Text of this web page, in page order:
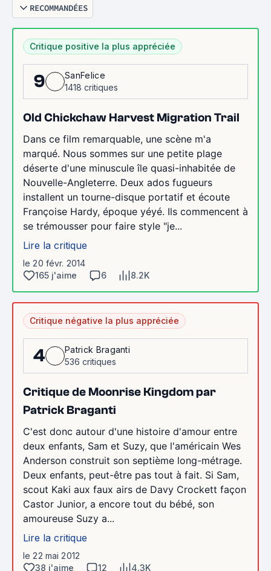
RECOMMANDÉES
Critique positive la plus appréciée
9
SanFelice
1418 critiques
Old Chickchaw Harvest Migration Trail
Dans ce film remarquable, une scène m'a
marqué. Nous sommes sur une petite plage
déserte d'une minuscule île quasi-inhabitée de
Nouvelle-Angleterre. Deux ados fugueurs
installent un tourne-disque portatif et écoute
Françoise Hardy, époque yéyé. Ils commencent à
se trémousser pour faire style "je...
Lire la critique
le 20 févr. 2014
165 j'aime
6 8.2K
Critique négative la plus appréciée
4
Patrick Braganti
536 critiques
Critique de Moonrise Kingdom par
Patrick Braganti
C'est donc autour d'une histoire d'amour entre
deux enfants, Sam et Suzy, que l'américain Wes
Anderson construit son septième long-métrage.
Deux enfants, peut-être pas tout à fait. Si Sam,
scout Kaki aux faux airs de Davy Crockett façon
Castor Junior, a encore tout du bébé, son
amoureuse Suzy a...
Lire la critique
le 22 mai 2012
38 j'aime
12 4.3K